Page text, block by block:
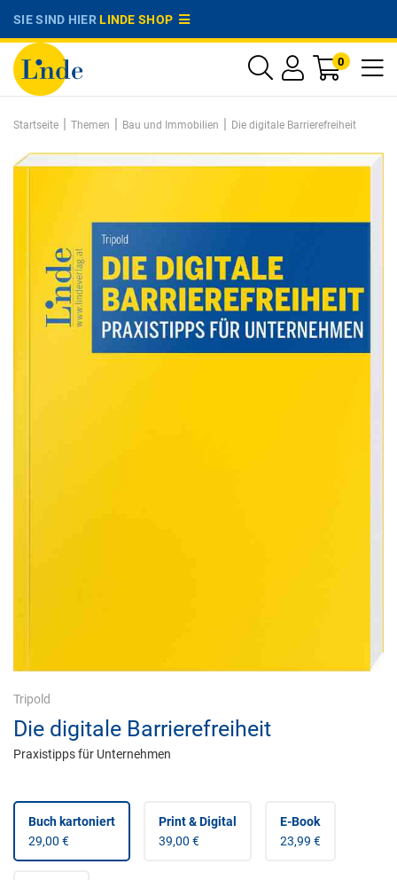
SIE SIND HIERLINDE SHOP
0
Startseite | Themen | Bau und Immobilien | Die digitale Barrierefreiheit
Tripold
Die digitale Barrierefreiheit
Praxistipps für Unternehmen
Buch kartoniert
29,00 €
Print & Digital
39,00 €
E-Book
23,99 €